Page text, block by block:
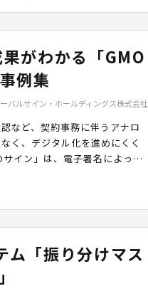
がわかる「GMO
例集
バルサイン・ホールディングス株式会社
など、契約事務に伴うアナロ
く、デジタル化を進めにくく
イン」は、電子署名によって
パーレス化を後押しします。
、契約事務の改善を支援しま
ム「振り分けマス